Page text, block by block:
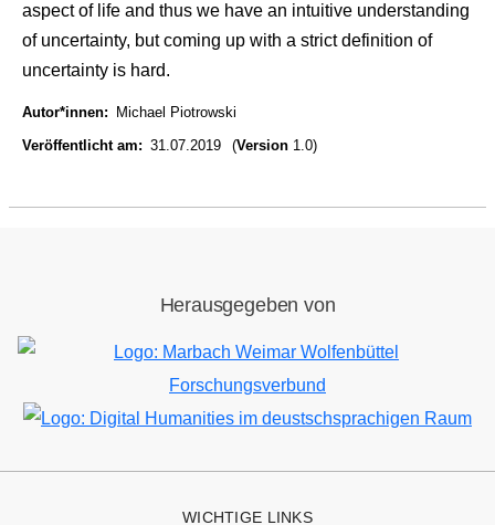
aspect of life and thus we have an intuitive understanding
of uncertainty, but coming up with a strict definition of
uncertainty is hard.
Autor*innen
Michael Piotrowski
Veröffentlicht am
31.07.2019 (Version 1.0)
Herausgegeben von
Bild
Bild
WICHTIGE LINKS